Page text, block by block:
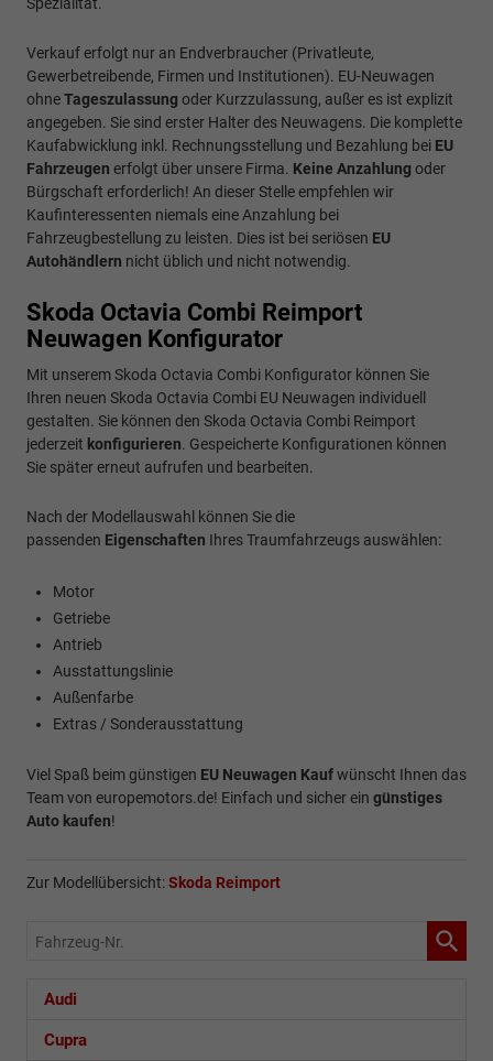
Spezialität.
Verkauf erfolgt nur an Endverbraucher (Privatleute,
Gewerbetreibende, Firmen und Institutionen). EU-Neuwagen
ohneTageszulassung oder Kurzzulassung, außer es ist explizit
angegeben. Sie sind erster Halter des Neuwagens. Die komplette
Kaufabwicklung inkl. Rechnungsstellung und Bezahlung bei EU
Fahrzeugen erfolgt über unsere Firma. Keine Anzahlung oder
Bürgschaft erforderlich! An dieser Stelle empfehlen wir
Kaufinteressenten niemals eine Anzahlung bei
Fahrzeugbestellung zu leisten. Dies ist bei seriösen EU
Autohändlern nicht üblich und nicht notwendig.
Skoda Octavia Combi Reimport
Neuwagen Konfigurator
Mit unserem Skoda Octavia Combi Konfigurator können Sie
Ihren neuen Skoda Octavia Combi EU Neuwagen individuell
gestalten. Sie können den Skoda Octavia Combi Reimport
jederzeit konfigurieren. Gespeicherte Konfigurationen können
Sie später erneut aufrufen und bearbeiten.
Nach der Modellauswahl können Sie die
passenden Eigenschaften Ihres Traumfahrzeugs auswählen:
Motor
Getriebe
Antrieb
Ausstattungslinie
Außenfarbe
Extras / Sonderausstattung
Viel Spaß beim günstigen EU Neuwagen Kaufwünscht Ihnen das
Team von europemotors.de! Einfach und sicher ein günstiges
Auto kaufen!
Zur Modellübersicht:Skoda Reimport
Fahrzeug-
Audi
Cupra